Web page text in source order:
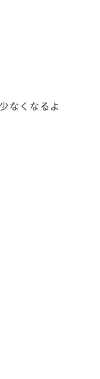
なくなるよ